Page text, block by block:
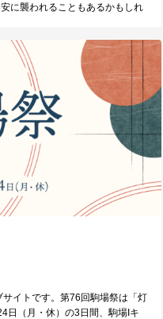
に襲われることもあるかもしれ
り抜いた"経験が、 その先の人生
イトです。第76回駒場祭は「灯
日（月・休）の3日間、駒場Iキ